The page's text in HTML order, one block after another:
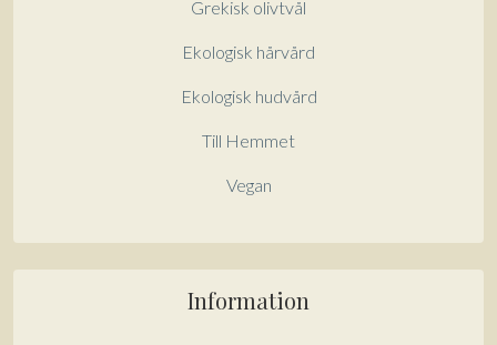
Grekisk olivtvål
Ekologisk hårvård
Ekologisk hudvård
Till Hemmet
Vegan
Information
betalkort/kreditkort